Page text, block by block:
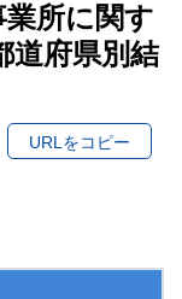
所に関す
道府県別結
URLをコピー